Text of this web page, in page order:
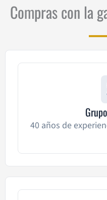
Compras con la
40 años de